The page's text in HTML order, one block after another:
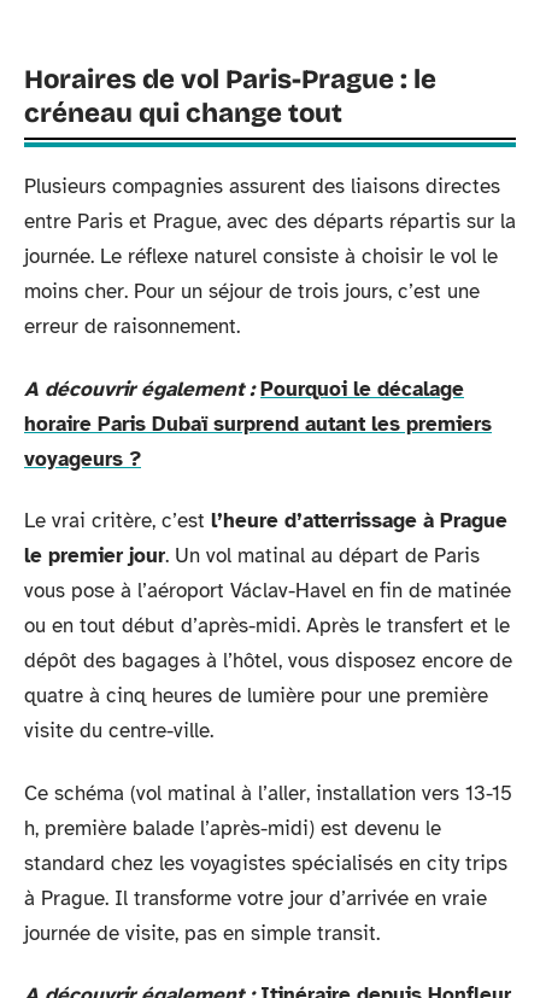
Horaires de vol Paris-Prague : le
créneau qui change tout
Plusieurs compagnies assurent des liaisons directes
entre Paris et Prague, avec des départs répartis sur la
journée. Le réflexe naturel consiste à choisir le vol le
moins cher. Pour un séjour de trois jours, c’est une
erreur de raisonnement.
A découvrir également : Pourquoi le décalage
horaire Paris Dubaï surprend autant les premiers
voyageurs ?
Le vrai critère, c’est l’heure d’atterrissage à Prague
le premier jour. Un vol matinal au départ de Paris
vous pose à l’aéroport Václav-Havel en fin de matinée
ou en tout début d’après-midi. Après le transfert et le
dépôt des bagages à l’hôtel, vous disposez encore de
quatre à cinq heures de lumière pour une première
visite du centre-ville.
Ce schéma (vol matinal à l’aller, installation vers 13-15
h, première balade l’après-midi) est devenu le
standard chez les voyagistes spécialisés en city trips
à Prague. Il transforme votre jour d’arrivée en vraie
journée de visite, pas en simple transit.